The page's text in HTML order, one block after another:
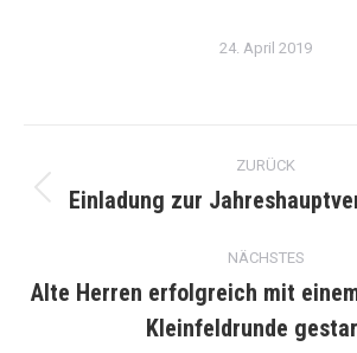
24. April 2019
Kommentarnavigation
ZURÜCK
Vorheriger
Einladung zur
NÄCHSTES
Beitrag:
Alte Herren erfolgreich mit
Kleinfeldrunde